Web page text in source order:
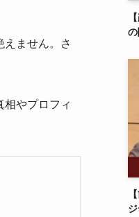
ません。さ
やプロフィ